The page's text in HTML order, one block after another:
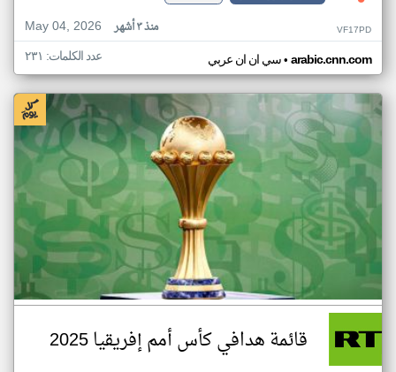
May 04, 2026
منذ ٣ أشهر VF17PD
سي ان ان عربي• arabic.cnn.com عدد الكلمات: ٢٣١
قائمة هدافي كأس أمم إفريقيا 2025